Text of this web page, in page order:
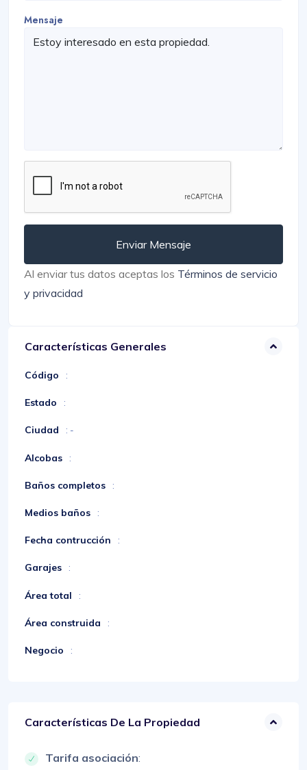
Mensaje
Enviar Mensaje
Al enviar tus datos aceptas los Términos de servicio
y privacidad
Características Generales
Código :
Estado :
Ciudad : -
Alcobas :
Baños completos :
Medios baños :
Fecha contrucción :
Garajes :
Área total :
Área construida :
Negocio :
Características De La Propiedad
Tarifa asociación: